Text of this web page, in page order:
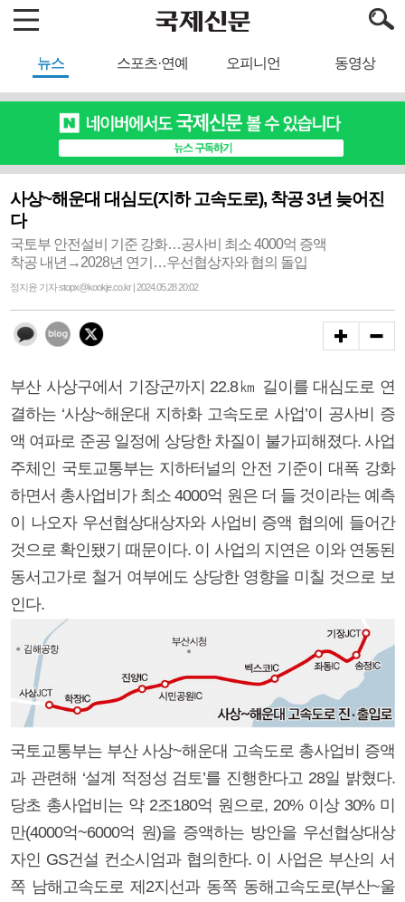
뉴스 스포츠·연예 오피니언 동영상
사상~해운대 대심도(지하 고속도로), 착공 3년 늦어진
다
국토부 안전설비 기준 강화…공사비 최소 4000억 증액
착공 내년→2028년 연기…우선협상자와 협의 돌입
정지윤 기자 stopx@kookje.co.kr | 2024.05.28 20:02
부산 사상구에서 기장군까지 22.8㎞ 길이를 대심도로 연
결하는 ‘사상~해운대 지하화 고속도로 사업’이 공사비 증
액 여파로 준공 일정에 상당한 차질이 불가피해졌다. 사업
주체인 국토교통부는 지하터널의 안전 기준이 대폭 강화
하면서 총사업비가 최소 4000억 원은 더 들 것이라는 예측
이 나오자 우선협상대상자와 사업비 증액 협의에 들어간
것으로 확인됐기 때문이다. 이 사업의 지연은 이와 연동된
동서고가로 철거 여부에도 상당한 영향을 미칠 것으로 보
인다.
국토교통부는 부산 사상~해운대 고속도로 총사업비 증액
과 관련해 ‘설계 적정성 검토’를 진행한다고 28일 밝혔다.
당초 총사업비는 약 2조180억 원으로, 20% 이상 30% 미
만(4000억~6000억 원)을 증액하는 방안을 우선협상대상
자인 GS건설 컨소시엄과 협의한다. 이 사업은 부산의 서
쪽 남해고속도로 제2지선과 동쪽 동해고속도로(부산~울